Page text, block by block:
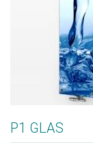
P1 GLAS